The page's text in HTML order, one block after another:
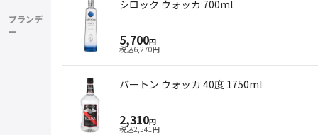
ブランデ
ー
シロック ウォッカ 700ml
5,700円
税込6,270円
バートン ウォッカ 40度 1750ml
2,310円
税込2,541円